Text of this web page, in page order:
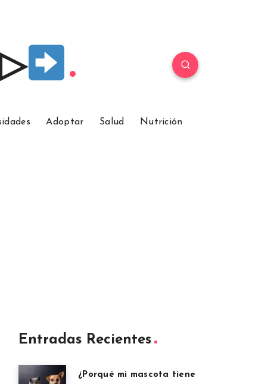
Adoptar Salud Nutrición
Entradas Recientes
¿Porqué mi mascota tiene